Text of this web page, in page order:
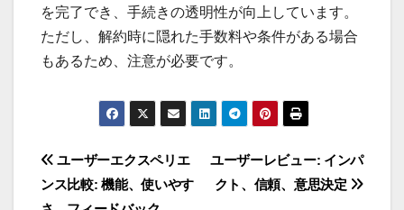
を完了でき、手続きの透明性が向上しています。
ただし、解約時に隠れた手数料や条件がある場合
もあるため、注意が必要です。
Post
navigation
ユーザーレビュー: インパ
クト、信頼、意思決定
ユーザーエクスペリエ
ンス比較: 機能、使いやす